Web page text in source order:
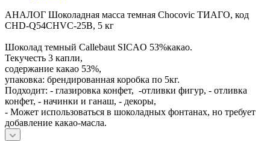
АНАЛОГ Шоколадная масса темная Chocovic ТИАГО, код
CHD-Q54CHVC-25B, 5 кг
Шоколад темный Callebaut SICAO 53%какао.
Текучесть 3 капли,
содержание какао 53%,
упаковка: брендированная коробка по 5кг.
Подходит: - глазировка конфет, -отливки фигур, - отливка
конфет, - начинки и ганаш, - декоры,
- Может использоваться в шоколадных фонтанах, но требует
добавление какао-масла.